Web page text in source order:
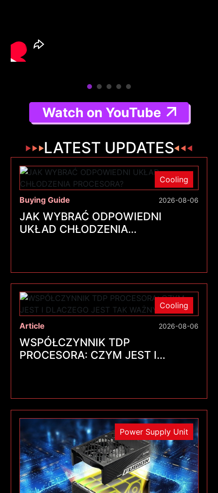
Watch on YouTube
LATEST UPDATES
Cooling
Buying Guide 2026-08-06
JAK WYBRAĆ ODPOWIEDNI
UKŁAD CHŁODZENIA
Cooling
Article 2026-08-06
WSPÓŁCZYNNIK TDP
PROCESORA: CZYM JEST I
Power Supply Unit